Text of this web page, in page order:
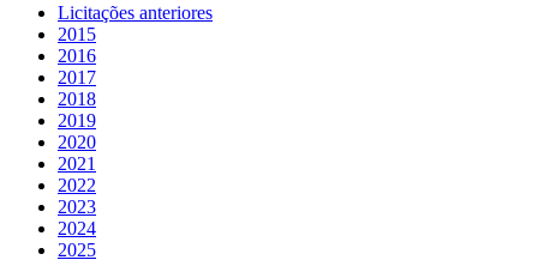
Licitações anteriores
2015
2016
2017
2018
2019
2020
2021
2022
2023
2024
2025